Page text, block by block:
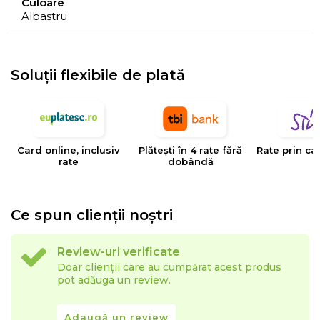
comparatie cu realitatea, datorita limitarilor procesului
EYSAeste un brand spaniol de referinta in domeniul
mobilier. Creativitatea, designul, inovatia si calitatea
sunt valorile care determina stilul si traiectoria Eysa inca
de la infiintarea sa.
Albastru
Soluții flexibile de plată
Card online, inclusiv
rate
Plătești în 4 rate fără
dobândă
Rate prin
Ce spun clienții noștri
Review-uri verificate
Doar clienții care au cumpărat acest produs
pot adăuga un review.
Adaugă un review